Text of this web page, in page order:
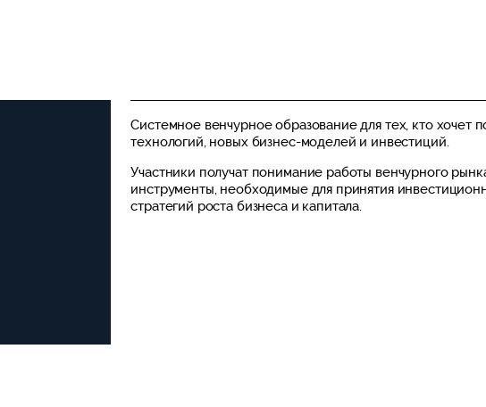
Системное венчурное образование для тех, кто хочет
технологий, новых бизнес-моделей и инвестиций.
Участники получат понимание работы венчурного
инструменты, необходимые для принятия
стратегий роста бизнеса и капитала.